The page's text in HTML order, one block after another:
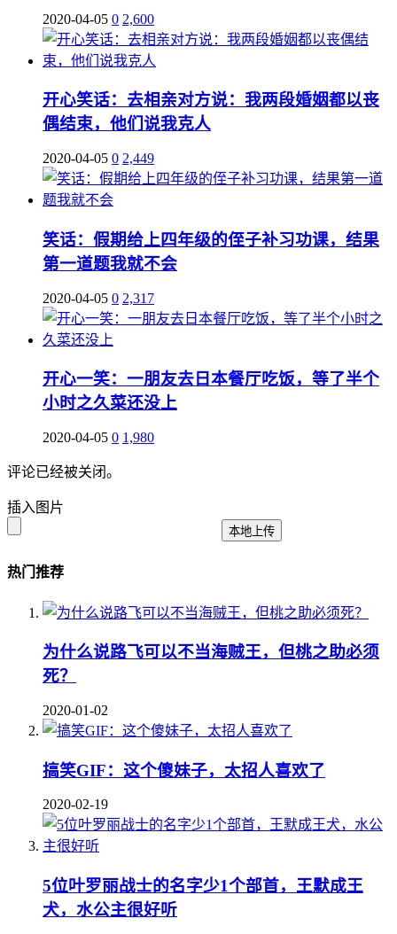
2020-04-05 0 2,600
开心笑话：去相亲对方说：我两段婚姻都以丧
偶结束，他们说我克人
2020-04-05 0 2,449
笑话：假期给上四年级的侄子补习功课，结果
第一道题我就不会
2020-04-05 0 2,317
开心一笑：一朋友去日本餐厅吃饭，等了半个
小时之久菜还没上
2020-04-05 0 1,980
评论已经被关闭。
插入图片
本地上传
热门推荐
为什么说路飞可以不当海贼王，但桃之助必须
死？
2020-01-02
搞笑GIF：这个傻妹子，太招人喜欢了
2020-02-19
5位叶罗丽战士的名字少1个部首，王默成王
犬，水公主很好听